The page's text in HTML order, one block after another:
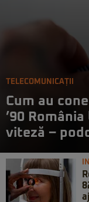
TELECOMUNICAȚII
Cum au
’90
viteză –